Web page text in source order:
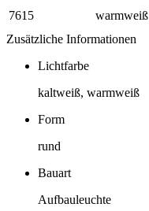
7615
warmweiß
Zusätzliche Informationen
Lichtfarbe
kaltweiß, warmweiß
Form
rund
Bauart
Aufbauleuchte